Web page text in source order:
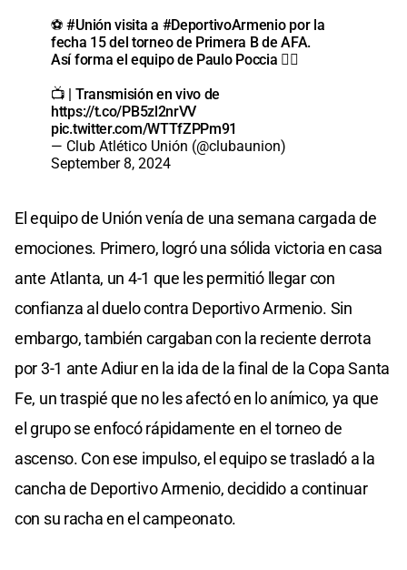
⚽️#Unión visita a #DeportivoArmeniopor la
fecha 15 del torneo de Primera B de AFA.
Así forma el equipo de Paulo Poccia 👇🏽
📺 | Transmisión en vivo de
https://t.co/PB5zl2nrVV
pic.twitter.com/WTTfZPPm91
— Club Atlético Unión (@clubaunion)
September 8, 2024
El equipo de Unión venía de una semana cargada de
emociones. Primero, logró una sólida victoria en casa
ante Atlanta, un 4-1 que les permitió llegar con
confianza al duelo contra Deportivo Armenio. Sin
embargo, también cargaban con la reciente derrota
por 3-1 ante Adiur en la ida de la final de la Copa Santa
Fe, un traspié que no les afectó en lo anímico, ya que
el grupo se enfocó rápidamente en el torneo de
ascenso. Con ese impulso, el equipo se trasladó a la
cancha de Deportivo Armenio, decidido a continuar
con su racha en el campeonato.